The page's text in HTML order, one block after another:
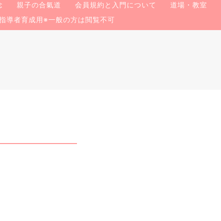
親子の合氣道 会員規約と入門について
道場・教室
導者育成用※一般の方は閲覧不可